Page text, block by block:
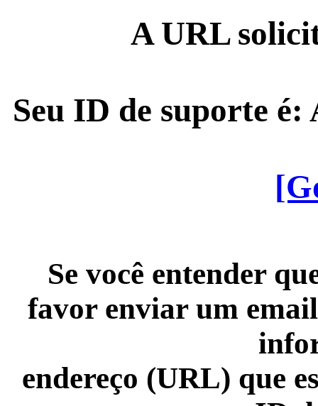
A URL
Seu ID de suporte é:
Se você entender
favor enviar um
endereço (URL) que